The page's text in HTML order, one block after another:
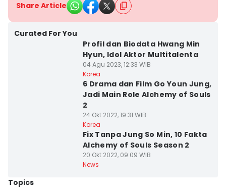
Share Article
Curated For You
Profil dan Biodata Hwang Min
Hyun, Idol Aktor Multitalenta
04 Agu 2023, 12:33 WIB
Korea
6 Drama dan Film Go Youn Jung,
Jadi Main Role Alchemy of Souls
2
24 Okt 2022, 19:31 WIB
Korea
Fix Tanpa Jung So Min, 10 Fakta
Alchemy of Souls Season 2
20 Okt 2022, 09:09 WIB
News
Topics